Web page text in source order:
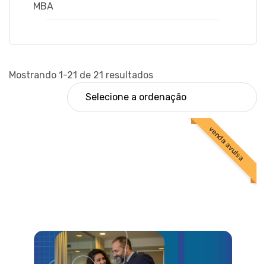
MBA
Mostrando 1-21 de 21 resultados
venda avulsa